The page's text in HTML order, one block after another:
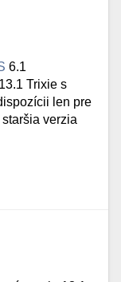
6.1
Trixie s
len pre
verzia